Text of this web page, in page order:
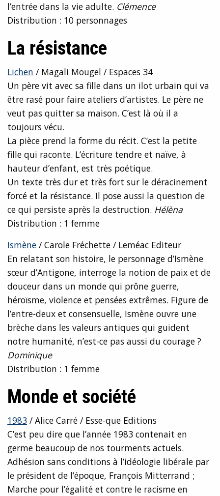
l’entrée dans la vie adulte. Clémence
Distribution : 10 personnages
La résistance
Lichen / Magali Mougel / Espaces 34
Un père vit avec sa fille dans un ilot urbain qui va
être rasé pour faire ateliers d’artistes. Le père ne
veut pas quitter sa maison. C’est là où il a
toujours vécu.
La pièce prend la forme du récit. C’est la petite
fille qui raconte. L’écriture tendre et naïve, à
hauteur d’enfant, est très poétique.
Un texte très dur et très fort sur le déracinement
forcé et la résistance. Il pose aussi la question de
ce qui persiste après la destruction. Hélèna
Distribution : 1 femme
Ismène / Carole Fréchette / Leméac Editeur
En relatant son histoire, le personnage d’Ismène
sœur d’Antigone, interroge la notion de paix et de
douceur dans un monde qui prône guerre,
héroïsme, violence et pensées extrêmes. Figure de
l’entre-deux et consensuelle, Ismène ouvre une
brèche dans les valeurs antiques qui guident
notre humanité, n’est-ce pas aussi du courage ?
Dominique
Distribution : 1 femme
Monde et société
1983 / Alice Carré / Esse-que Editions
C’est peu dire que l’année 1983 contenait en
germe beaucoup de nos tourments actuels.
Adhésion sans conditions à l’idéologie libérale par
le président de l’époque, François Mitterrand ;
Marche pour l’égalité et contre le racisme en